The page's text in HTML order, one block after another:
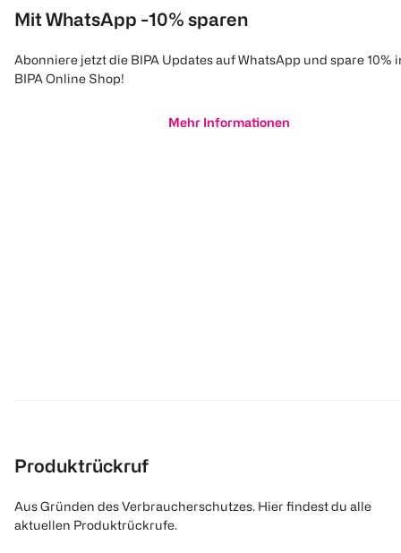
Mit WhatsApp -10% sparen
Abonniere jetzt die BIPA Updates auf WhatsApp und spare 10%
BIPA Online Shop!
Mehr Informationen
Produktrückruf
Aus Gründen des Verbraucherschutzes. Hier findest du alle
aktuellen Produktrückrufe.